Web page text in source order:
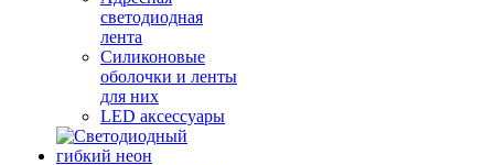
светодиодная
лента
Силиконовые
оболочки и ленты
для них
LED аксессуары